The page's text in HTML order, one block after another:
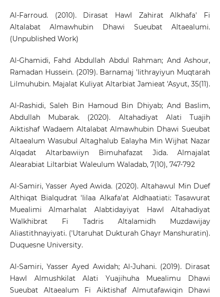
Al-Farroud. (2010). Dirasat Hawl Zahirat Alkhafa' Fi
Altalabat Almawhubin Dhawi Sueubat Altaealumi.
(Unpublished Work)
Al-Ghamidi, Fahd Abdullah Abdul Rahman; And Ashour,
Ramadan Hussein. (2019). Barnamaj 'Iithrayiyun Muqtarah
Lilmuhubin. Majalat Kuliyat Altarbiat Jamieat 'Asyut, 35(11).
Al-Rashidi, Saleh Bin Hamoud Bin Dhiyab; And Baslim,
Abdullah Mubarak. (2020). Altahadiyat Alati Tuajih
Aiktishaf Wadaem Altalabat Almawhubin Dhawi Sueubat
Altaealum Wasubul Altaghalub Ealayha Min Wijhat Nazar
Alqadat Altarbawiiyn Bimuhafazat Jida. Almajalat
Alearabiat Liltarbiat Waleulum Waladab, 7(10), 747-792
Al-Samiri, Yasser Ayed Awida. (2020). Altahawul Min Duef
Althiqat Bialqudrat 'Iilaa Alkafa'at Aldhaatiati: Tasawurat
Muealimi Almarhalat Alabtidayiyat Hawl Altahadiyat
Walkhibrat Fi Tadris Altalamidh Muzdawijay
Aliastithnayiyati. ('Utaruhat Dukturah Ghayr Manshuratin).
Duquesne University.
Al-Samiri, Yasser Ayed Awidah; Al-Juhani. (2019). Dirasat
Hawl Almushkilat Alati Yuajihuha Muealimu Dhawi
Sueubat Altaealum Fi Aiktishaf Almutafawiqin Dhawi